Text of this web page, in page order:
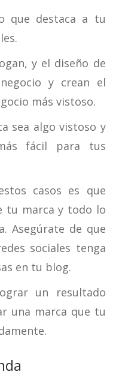
que destaca a tu
y el diseño de
y crean el
más vistoso.
sea algo vistoso y
fácil para tus
casos es que
tu marca y todo lo
Asegúrate de que
sociales tenga
en tu blog.
un resultado
una marca que tu